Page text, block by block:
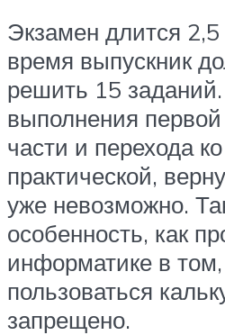
Экзамен длится 2,5
время выпускник
решить 15
выполнения первой
части и перехода
практической,
уже невозможно.
особенность, как
информатике в
пользоваться
запрещено.